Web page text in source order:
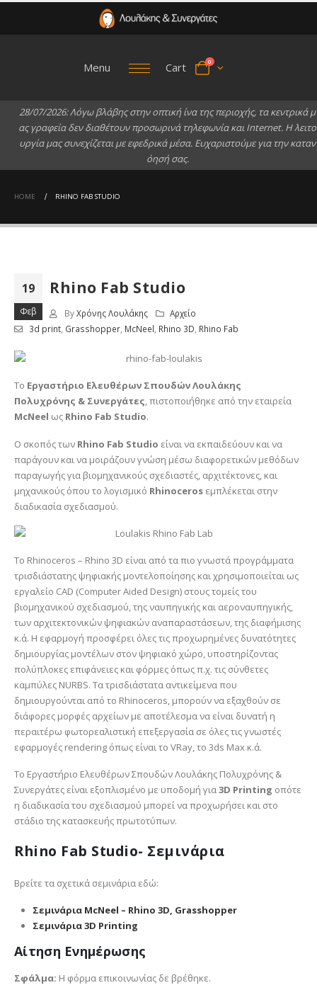
Menu Cart 0
28/07/2026:Λόγω βλάβης στην οπτική ίνα της περιοχής, τα κεντρικά μ
ας γραφεία δεν διαθέτουν προσωρινά τηλεφωνία και Internet. Ηλειτο
υργία μας συνεχίζεται με εφεδρικά μέσα. Ευχαριστούμε για την καταν
όησή σας.
HOME RHINO FAB STUDIO
19
Φεβ
Rhino Fab Studio
By Χρόνης Λουλάκης
Αρχείο
3d print, Grasshopper, McNeel Rhino 3D Rhino Fab
Το Εργαστήριο Ελευθέρων Σπουδών Λουλάκης
Πολυχρόνης & Συνεργάτες, πιστοποιήθηκε από την εταιρεία
McNeel ως Rhino Fab Studio.
Ο σκοπός των Rhino Fab Studio είναι να εκπαιδεύουν και να
παράγουν και να μοιράζουν γνώση μέσω διαφορετικών μεθόδων
παραγωγής για βιομηχανικούς σχεδιαστές, αρχιτέκτονες, και
μηχανικούς όπου το λογισμικό Rhinoceros εμπλέκεται στην
διαδικασία σχεδιασμού.
Το Rhinoceros – Rhino 3D είναι από τα πιο γνωστά προγράμματα
τρισδιάστατης ψηφιακής μοντελοποίησης και χρησιμοποιείται ως
εργαλείο CAD (Computer Aided Design) στους τομείς του
βιομηχανικού σχεδιασμού, της ναυπηγικής και αεροναυπηγικής,
των αρχιτεκτονικών ψηφιακών αναπαραστάσεων, της διαφήμισης
κ.ά. Η εφαρμογή προσφέρει όλες τις προχωρημένες δυνατότητες
δημιουργίας μοντέλων στον ψηφιακό χώρο, υποστηρίζοντας
πολύπλοκες επιφάνειες και φόρμες όπως π.χ. τις σύνθετες
καμπύλες NURBS. Τα τρισδιάστατα αντικείμενα που
δημιουργούνται από το Rhinoceros, μπορούν να εξαχθούν σε
διάφορες μορφές αρχείων με αποτέλεσμα να είναι δυνατή η
περαιτέρω φωτορεαλιστική επεξεργασία σε όλες τις γνωστές
εφαρμογές rendering όπως είναι το VRay, το 3ds Max κ.ά.
Το Εργαστήριο Ελευθέρων Σπουδών Λουλάκης Πολυχρόνης &
Συνεργάτες είναι εξοπλισμένο με υποδομή για3D Printing οπότε
η διαδικασία του σχεδιασμού μπορεί να προχωρήσει και στο
στάδιο της κατασκευής πρωτοτύπων.
Rhino Fab Studio- Σεμινάρια
Βρείτε τα σχετικά σεμινάρια εδώ:
Σεμινάρια McNeel – Rhino 3D, Grasshopper
Σεμινάρια 3D Printing
Αίτηση Ενημέρωσης
Σφάλμα: Η φόρμα επικοινωνίας δε βρέθηκε.